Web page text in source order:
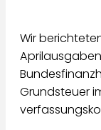
Wir
Grundsteuer